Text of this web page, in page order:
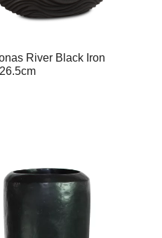
River Black Iron